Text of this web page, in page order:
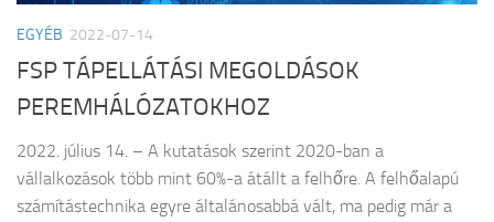
EGYÉB 2022-07-14
FSP TÁPELLÁTÁSI MEGOLDÁSOK
PEREMHÁLÓZATOKHOZ
2022. július 14. – A kutatások szerint 2020-ban a
vállalkozások több mint 60%-a átállt a felhőre. A felhőalapú
számítástechnika egyre általánosabbá vált, ma pedig már a